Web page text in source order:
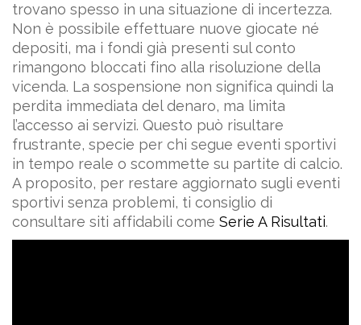
trovano spesso in una situazione di incertezza.
Non è possibile effettuare nuove giocate né
depositi, ma i fondi già presenti sul conto
rimangono bloccati fino alla risoluzione della
vicenda. La sospensione non significa quindi la
perdita immediata del denaro, ma limita
l’accesso ai servizi. Questo può risultare
frustrante, specie per chi segue eventi sportivi
in tempo reale o scommette su partite di calcio.
A proposito, per restare aggiornato sugli eventi
sportivi senza problemi, ti consiglio di
consultare siti affidabili come Serie A Risultati.